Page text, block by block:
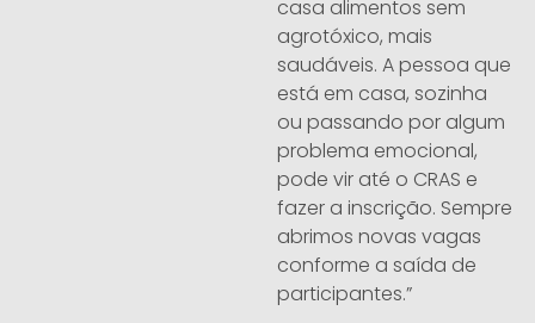
casa alimentos sem
agrotóxico, mais
saudáveis. A pessoa que
está em casa, sozinha
ou passando por algum
problema emocional,
pode vir até o CRAS e
fazer a inscrição. Sempre
abrimos novas vagas
conforme a saída de
participantes.”